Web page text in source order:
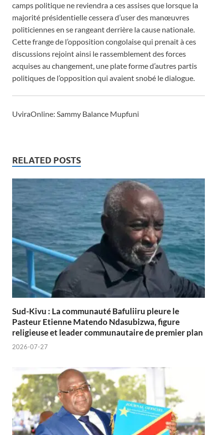
camps politique ne reviendra a ces assises que lorsque la
majorité présidentielle cessera d’user des manœuvres
politiciennes en se rangeant derrière la cause nationale.
Cette frange de l’opposition congolaise qui prenait à ces
discussions rejoint ainsi le rassemblement des forces
acquises au changement, une plate forme d’autres partis
politiques de l’opposition qui avaient snobé le dialogue.
UviraOnline: Sammy Balance Mupfuni
RELATED POSTS
Sud-Kivu : La communauté Bafuliiru pleure le
Pasteur Etienne Matendo Ndasubizwa, figure
religieuse et leader communautaire de premier plan
2026-07-27